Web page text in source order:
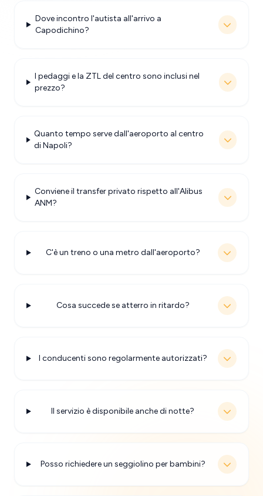
Dove incontro l'autista all'arrivo a
Capodichino?
I pedaggi e la ZTL del centro sono inclusi nel
prezzo?
Quanto tempo serve dall'aeroporto al centro
di Napoli?
Conviene il transfer privato rispetto all'Alibus
ANM?
C'è un treno o una metro dall'aeroporto?
Cosa succede se atterro in ritardo?
I conducenti sono regolarmente autorizzati?
Il servizio è disponibile anche di notte?
Posso richiedere un seggiolino per bambini?